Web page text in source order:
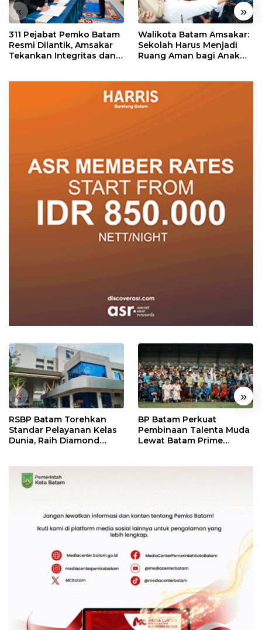
« »
311 Pejabat Pemko Batam
Resmi Dilantik, Amsakar
Tekankan Integritas dan
Walikota Batam Amsakar:
Sekolah Harus Menjadi
Ruang Aman bagi Anak
« »
RSBP Batam Torehkan
Standar Pelayanan Kelas
Dunia, Raih Diamond
BP Batam Perkuat
Pembinaan Talenta Muda
Lewat Batam Prime